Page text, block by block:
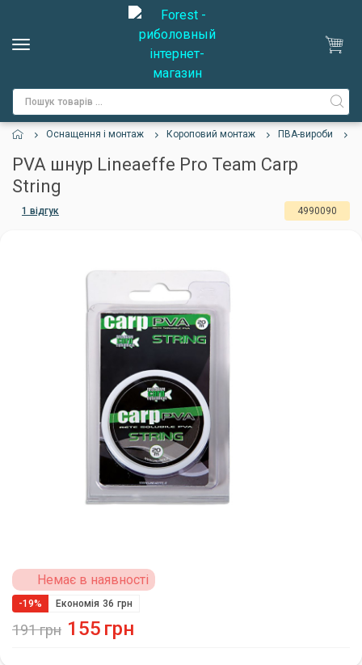
Оснащення і монтаж Короповий монтаж ПВА-вироби
PVA шнур Lineaeffe Pro Team Carp
String
1 відгук 4990090
Немає в наявності
191грн
-19% Економія 36 грн
155 грн